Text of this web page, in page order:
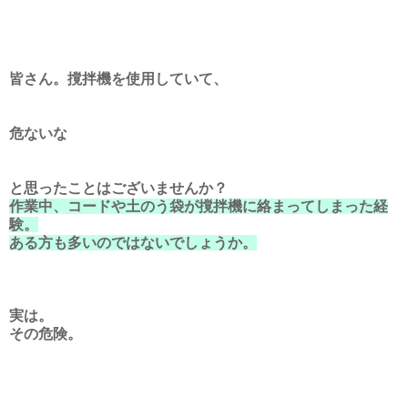
皆さん。撹拌機を使用していて、
危ないな
と思ったことはございませんか？
作業中、コードや土のう袋が撹拌機に絡まってしまった経
験。
ある方も多いのではないでしょうか。
実は。
その危険。